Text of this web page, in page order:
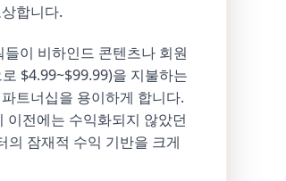
합니다.
이 비하인드 콘텐츠나 회원
$4.99~$99.99)을 지불하는
트너십을 용이하게 합니다.
이전에는 수익화되지 않았던
의 잠재적 수익 기반을 크게